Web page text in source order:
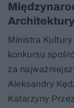
Ministra
konkursu
za
Aleksandry
Katarzyny